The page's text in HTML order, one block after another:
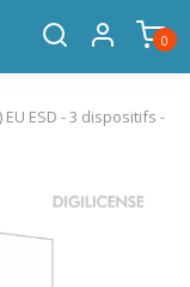
0
ESD - 3 dispositifs -